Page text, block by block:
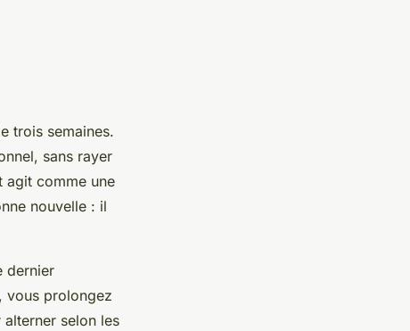
trois semaines.
sans rayer
agit comme une
nouvelle : il
dernier
vous prolongez
selon les